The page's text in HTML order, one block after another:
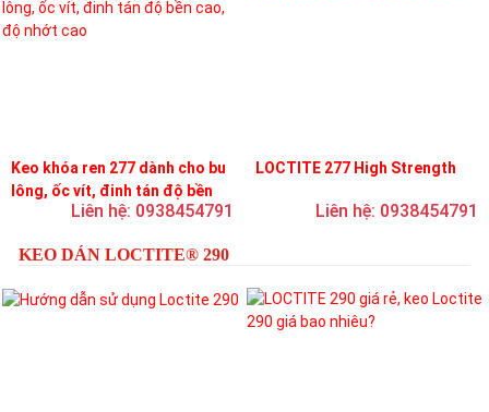
Keo khóa ren 277 dành cho bu
lông, ốc vít, đinh tán độ bền
cao, độ nhớt cao
Liên hệ: 0938454791
LOCTITE 277 High Strength
Liên hệ: 0938454791
KEO DÁN LOCTITE® 290